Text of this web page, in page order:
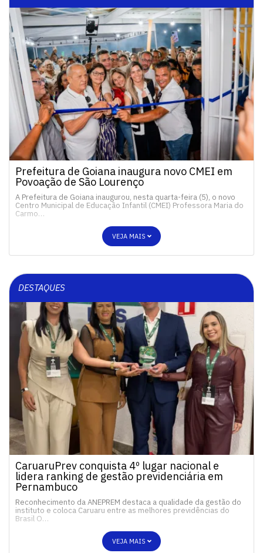
Prefeitura de Goiana inaugura novo CMEI em
Povoação de São Lourenço
A Prefeitura de Goiana inaugurou, nesta quarta-feira (5), o novo
Centro Municipal de Educação Infantil (CMEI) Professora Maria do
Carmo…
VEJA MAIS
DESTAQUES
CaruaruPrev conquista 4º lugar nacional e
lidera ranking de gestão previdenciária em
Pernambuco
Reconhecimento da ANEPREM destaca a qualidade da gestão do
instituto e coloca Caruaru entre as melhores previdências do
Brasil O…
VEJA MAIS